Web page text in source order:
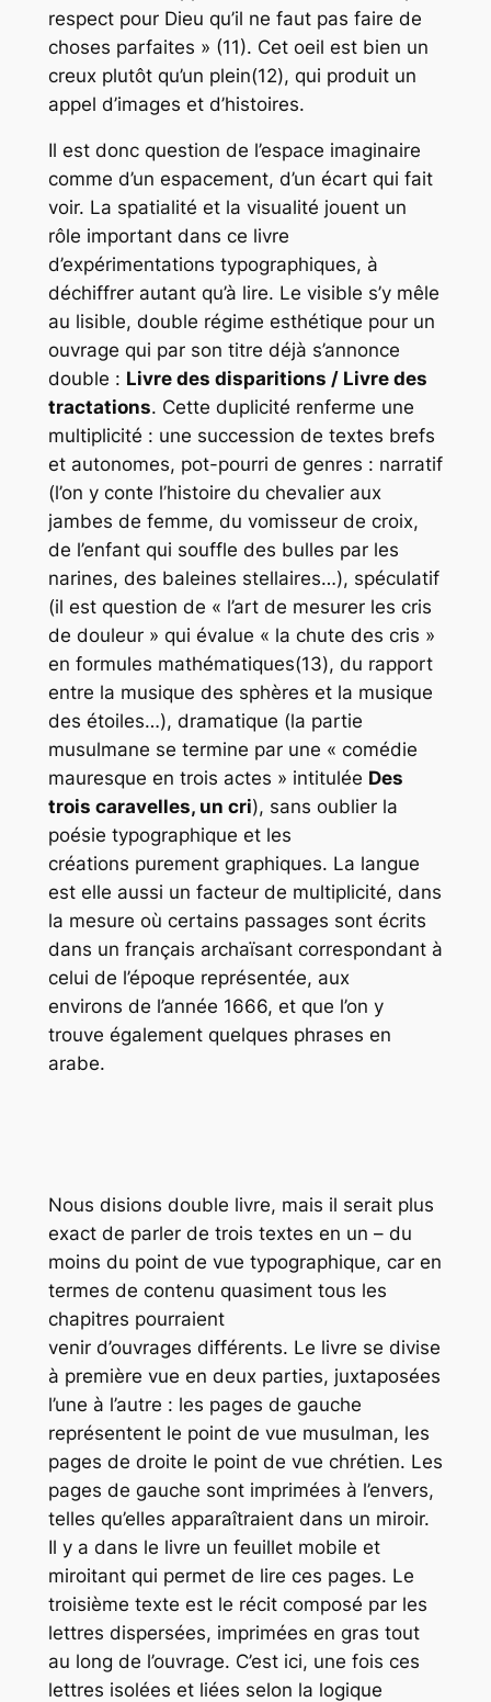
respect pour Dieu qu’il ne faut pas faire de
choses parfaites » (11). Cet oeil est bien un
creux plutôt qu’un plein(12), qui produit un
appel d’images et d’histoires.
Il est donc question de l’espace imaginaire
comme d’un espacement, d’un écart qui fait
voir. La spatialité et la visualité jouent un
rôle important dans ce livre
d’expérimentations typographiques, à
déchiffrer autant qu’à lire. Le visible s’y mêle
au lisible, double régime esthétique pour un
ouvrage qui par son titre déjà s’annonce
double : Livre des disparitions / Livre des
tractations. Cette duplicité renferme une
multiplicité : une succession de textes brefs
et autonomes, pot-pourri de genres : narratif
(l’on y conte l’histoire du chevalier aux
jambes de femme, du vomisseur de croix,
de l’enfant qui souffle des bulles par les
narines, des baleines stellaires…), spéculatif
(il est question de « l’art de mesurer les cris
de douleur » qui évalue « la chute des cris »
en formules mathématiques(13), du rapport
entre la musique des sphères et la musique
des étoiles…), dramatique (la partie
musulmane se termine par une « comédie
mauresque en trois actes » intitulée Des
trois caravelles, un cri), sans oublier la
poésie typographique et les
créations purement graphiques. La langue
est elle aussi un facteur de multiplicité, dans
la mesure où certains passages sont écrits
dans un français archaïsant correspondant à
celui de l’époque représentée, aux
environs de l’année 1666, et que l’on y
trouve également quelques phrases en
arabe.
Nous disions double livre, mais il serait plus
exact de parler de trois textes en un – du
moins du point de vue typographique, car en
termes de contenu quasiment tous les
chapitres pourraient
venir d’ouvrages différents. Le livre se divise
à première vue en deux parties, juxtaposées
l’une à l’autre : les pages de gauche
représentent le point de vue musulman, les
pages de droite le point de vue chrétien. Les
pages de gauche sont imprimées à l’envers,
telles qu’elles apparaîtraient dans un miroir.
Il y a dans le livre un feuillet mobile et
miroitant qui permet de lire ces pages. Le
troisième texte est le récit composé par les
lettres dispersées, imprimées en gras tout
au long de l’ouvrage. C’est ici, une fois ces
lettres isolées et liées selon la logique